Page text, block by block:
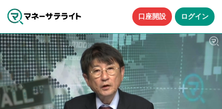
口座開設 ログイン